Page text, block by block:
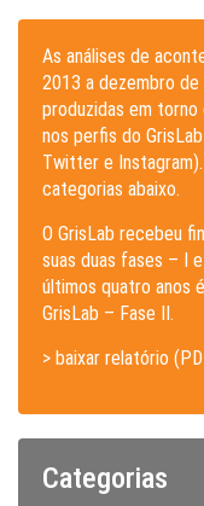
As análises de
2013 a dezembro
produzidas em torno
nos perfis do
Twitter e
categorias abaixo.
O GrisLab recebeu
suas duas fases – I
últimos quatro anos
GrisLab – Fase II.
> baixar relatório
Categorias